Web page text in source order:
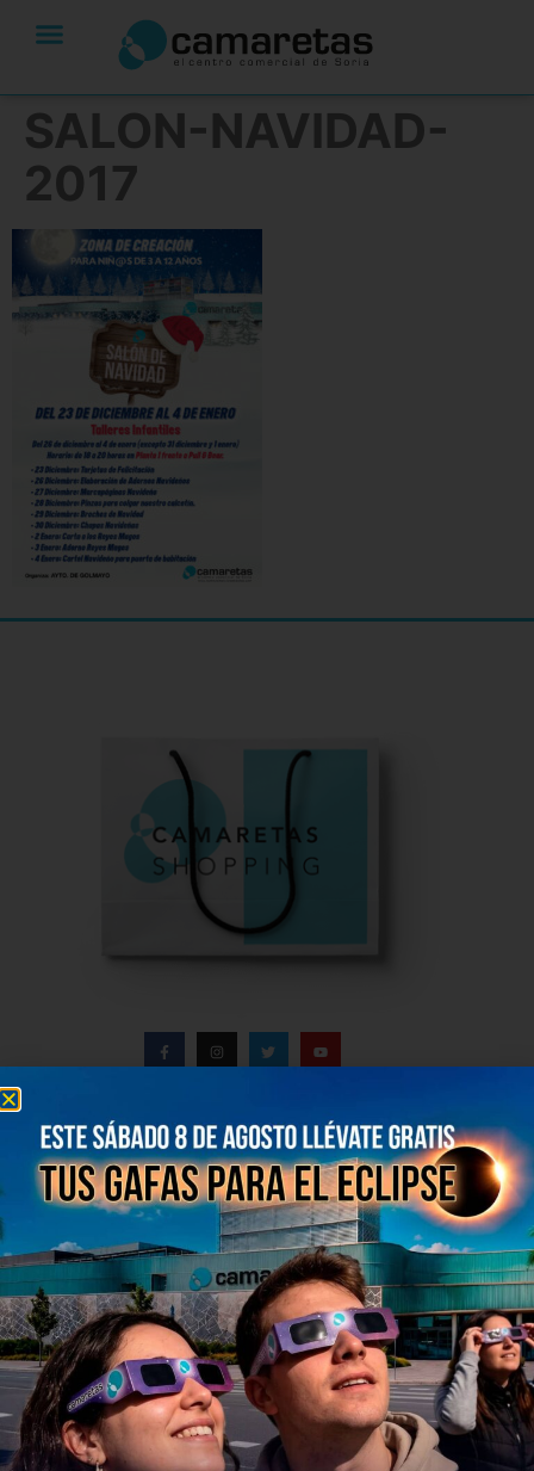
SALON-NAVIDAD-
2017
Información del centro
Información general
Directorio de tiendas y Planos
Contacto
Política de Privacidad
Aviso Legal
Política de Cookies
Bases legales Concursos y Promociones